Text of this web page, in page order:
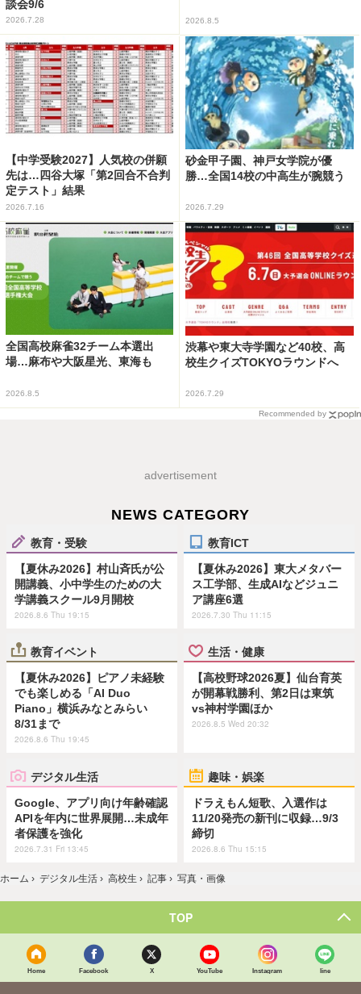
談会9/6
2026.7.28 2026.8.5
【中学受験2027】人気校の併願
先は…四谷大塚「第2回合不合判
定テスト」結果
2026.7.16
砂金甲子園、神戸女学院が優
勝…全国14校の中高生が腕競う
2026.7.29
全国高校麻雀32チーム本選出
場…麻布や大阪星光、東海も
2026.8.5
渋幕や東大寺学園など40校、高
校生クイズTOKYOラウンドへ
2026.7.29
Recommended by
advertisement
NEWS CATEGORY
教育・受験
【夏休み2026】村山斉氏が公
開講義、小中学生のための大
学講義スクール9月開校
2026.8.6 Thu 19:15
教育ICT
【夏休み2026】東大メタバー
ス工学部、生成AIなどジュニ
ア講座6選
2026.7.30 Thu 11:15
教育イベント
【夏休み2026】ピアノ未経験
でも楽しめる「AI Duo
Piano」横浜みなとみらい
8/31まで
2026.8.6 Thu 19:45
生活・健康
【高校野球2026夏】仙台育英
が開幕戦勝利、第2日は東筑
vs神村学園ほか
2026.8.5 Wed 20:32
デジタル生活
Google、アプリ向け年齢確認
APIを年内に世界展開…未成年
者保護を強化
2026.7.31 Fri 13:45
趣味・娯楽
ドラえもん短歌、入選作は
11/20発売の新刊に収録…9/3
締切
2026.8.6 Thu 15:15
ホーム › デジタル生活 › 高校生 › 記事 › 写真・画像
TOP
Home Facebook X YouTube Instagram line